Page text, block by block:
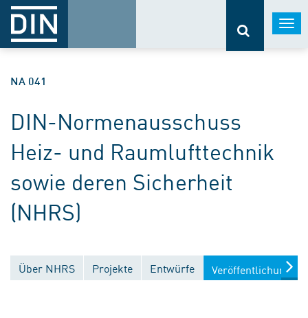
NA 041
DIN-Normenausschuss
Heiz- und Raumlufttechnik
sowie deren Sicherheit
(NHRS)
Über NHRS Projekte Entwürfe Veröffentlichungen